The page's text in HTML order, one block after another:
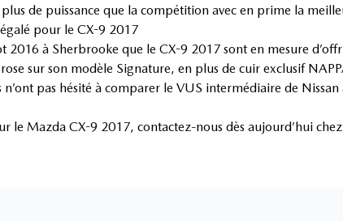
de puissance que la compétition avec en prime la
pour le CX-9 2017
2016 à Sherbrooke que le CX-9 2017 sont en mesure
sur son modèle Signature, en plus de cuir exclusif
pas hésité à comparer le VUS intermédiaire de
le Mazda CX-9 2017, contactez-nous dès aujourd’hui